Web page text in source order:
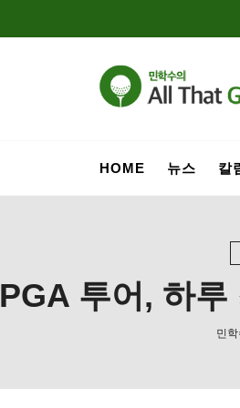
HOME 뉴스 칼
PGA 투어, 하
민학